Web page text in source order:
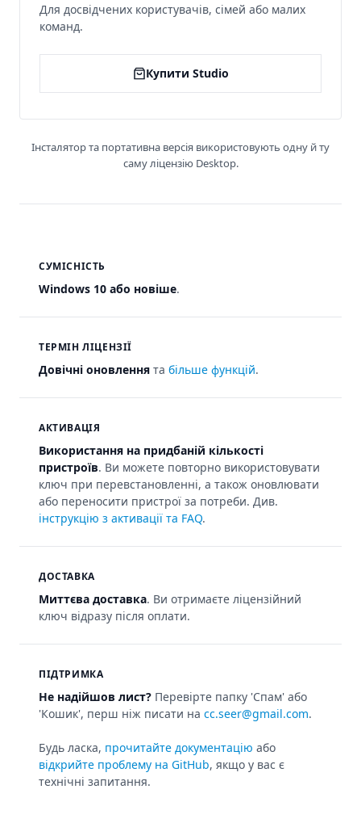
Для досвідчених користувачів, сімей або малих
команд.
Купити Studio
Інсталятор та портативна версія використовують одну й ту
саму ліцензію Desktop.
СУМІСНІСТЬ
Windows 10 або новіше.
ТЕРМІН ЛІЦЕНЗІЇ
Довічні оновлення та більше функцій.
АКТИВАЦІЯ
Використання на придбаній кількості
пристроїв. Ви можете повторно використовувати
ключ при перевстановленні, а також оновлювати
або переносити пристрої за потреби. Див.
інструкцію з активації та FAQ.
ДОСТАВКА
Миттєва доставка. Ви отримаєте ліцензійний
ключ відразу після оплати.
ПІДТРИМКА
Не надійшов лист? Перевірте папку 'Спам' або
'Кошик', перш ніж писати на cc.seer@gmail.com.
Будь ласка, прочитайте документацію або
відкрийте проблему на GitHub, якщо у вас є
технічні запитання.